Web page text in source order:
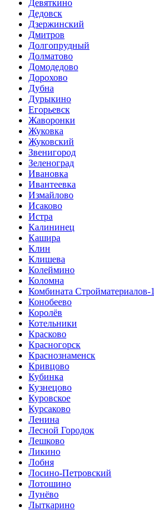
Девяткино
Дедовск
Дзержинский
Дмитров
Долгопрудный
Долматово
Домодедово
Дорохово
Дубна
Дурыкино
Егорьевск
Жаворонки
Жуковка
Жуковский
Звенигород
Зеленоград
Ивановка
Ивантеевка
Измайлово
Исаково
Истра
Калининец
Кашира
Клин
Клишева
Колеймино
Коломна
Комбината Стройматериалов-1
Конобеево
Королёв
Котельники
Красково
Красногорск
Краснознаменск
Кривцово
Кубинка
Кузнецово
Куровское
Курсаково
Ленина
Лесной Городок
Лешково
Ликино
Лобня
Лосино-Петровский
Лотошино
Лунёво
Лыткарино